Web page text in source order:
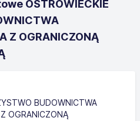
OSTROWIECKIE
Z OGRANICZONĄ
BUDOWNICTWA
OGRANICZONĄ